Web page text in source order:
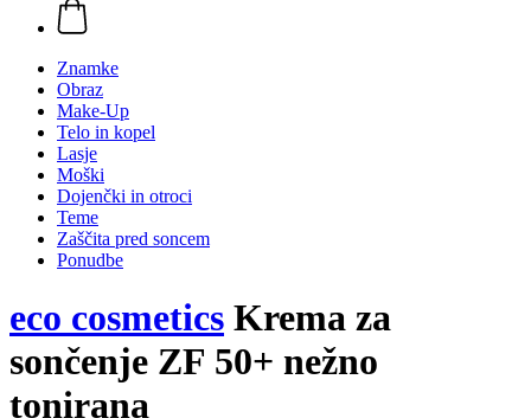
Znamke
Obraz
Make-Up
Telo in kopel
Lasje
Moški
Dojenčki in otroci
Teme
Zaščita pred soncem
Ponudbe
eco cosmetics Krema za
sončenje ZF 50+ nežno
tonirana